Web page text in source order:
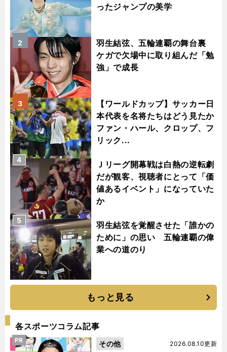
ったジャンプの美学
羽生結弦、五輪連覇の舞台裏
ケガで欠場中に取り組んだ「勉
強」で成長
2
【ワールドカップ】サッカー日
本代表を名将たちはどう見たか
ファン・ハール、クロップ、フ
リック...
3
Ｊリーグ開幕戦は白熱の逆転劇
だが観客、視聴者にとって「価
値あるイベント」になっていた
か
4
羽生結弦を覚醒させた「誰かの
ために」の思い 五輪連覇の偉
業への道のり
5
もっと見る
各スポーツコラム記事
2026.08.10更新
その他
PR